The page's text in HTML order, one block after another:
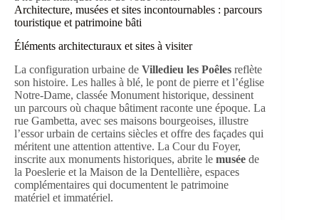
Architecture, musées et sites incontournables : parcours
touristique et patrimoine bâti
Éléments architecturaux et sites à visiter
La configuration urbaine de Villedieu les Poêles reflète
son histoire. Les halles à blé, le pont de pierre et l’église
Notre-Dame, classée Monument historique, dessinent
un parcours où chaque bâtiment raconte une époque. La
rue Gambetta, avec ses maisons bourgeoises, illustre
l’essor urbain de certains siècles et offre des façades qui
méritent une attention attentive. La Cour du Foyer,
inscrite aux monuments historiques, abrite le musée de
la Poeslerie et la Maison de la Dentellière, espaces
complémentaires qui documentent le patrimoine
matériel et immatériel.